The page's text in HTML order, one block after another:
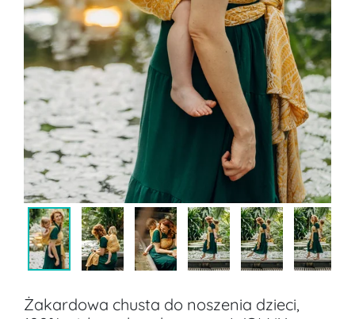
Żakardowa chusta do noszenia dzieci,